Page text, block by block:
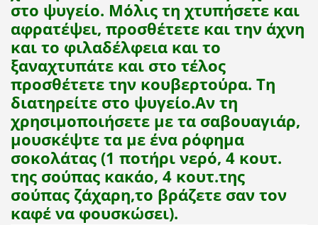
στο ψυγείο. Μόλις τη χτυπήσετε και
αφρατέψει, προσθέτετε και την άχνη
και το φιλαδέλφεια και το
ξαναχτυπάτε και στο τέλος
προσθέτετε την κουβερτούρα. Τη
διατηρείτε στο ψυγείο.Αν τη
χρησιμοποιήσετε με τα σαβουαγιάρ,
μουσκέψτε τα με ένα ρόφημα
σοκολάτας (1 ποτήρι νερό, 4 κουτ.
της σούπας κακάο, 4 κουτ.της
σούπας ζάχαρη,το βράζετε σαν τον
καφέ να φουσκώσει).